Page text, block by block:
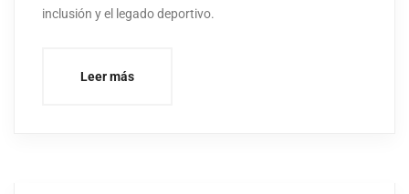
inclusión y el legado deportivo.
Leer más